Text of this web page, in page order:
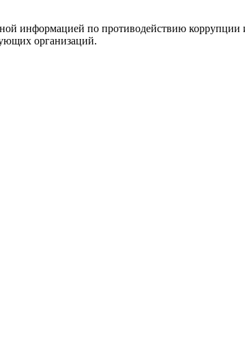
информацией по противодействию
организаций.